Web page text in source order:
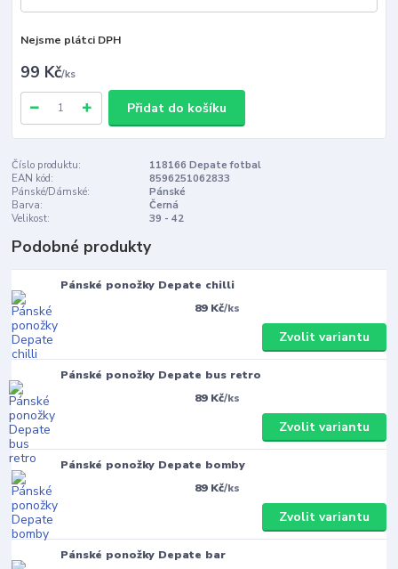
Nejsme plátci DPH
99 Kč/ks
Přidat do košíku
Číslo produktu:
118166 Depate fotbal
EAN kód:
8596251062833
Pánské/Dámské:
Pánské
Barva:
Černá
Velikost:
39 - 42
Podobné produkty
Pánské ponožky Depate chilli
89 Kč/ks
Zvolit variantu
Pánské ponožky Depate bus retro
89 Kč/ks
Zvolit variantu
Pánské ponožky Depate bomby
89 Kč/ks
Zvolit variantu
Pánské ponožky Depate bar